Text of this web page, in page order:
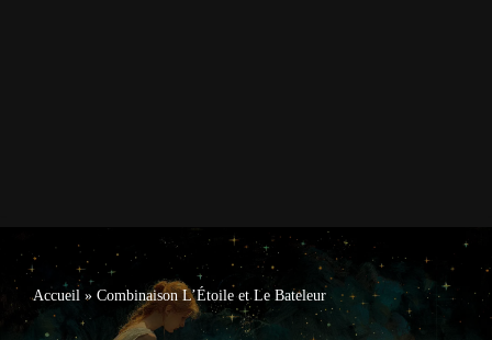
Accueil » Combinaison L’Étoile et Le Bateleur